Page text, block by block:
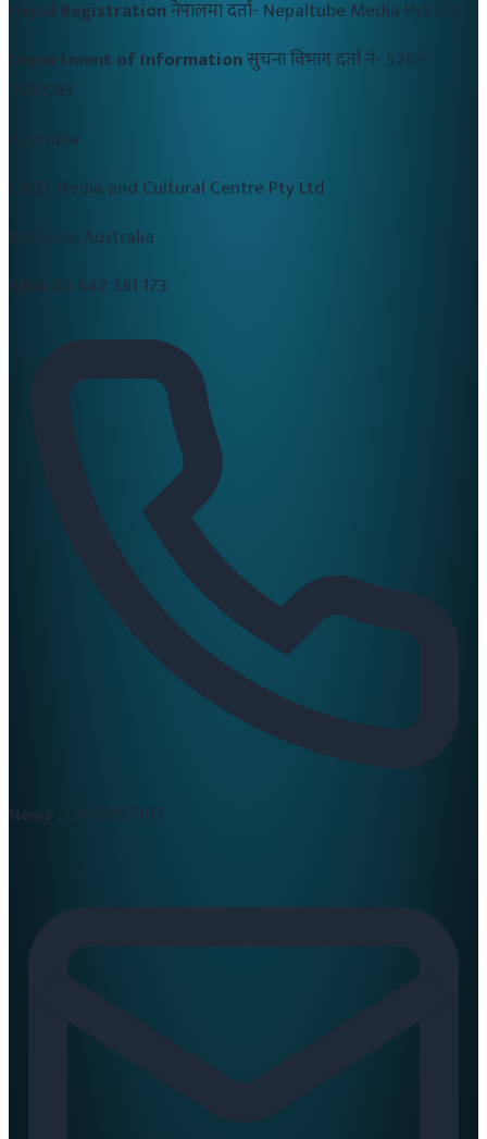
Nepal Registrationनेपालमा दर्ता- Nepaltube Media Pvt Ltd
Department of Informationसुचना विभाग दर्ता नं- 5261-
2082/83
Australia
CALD Media and Cultural Centre Pty Ltd
Brisbane, Australia
84 642 381 173